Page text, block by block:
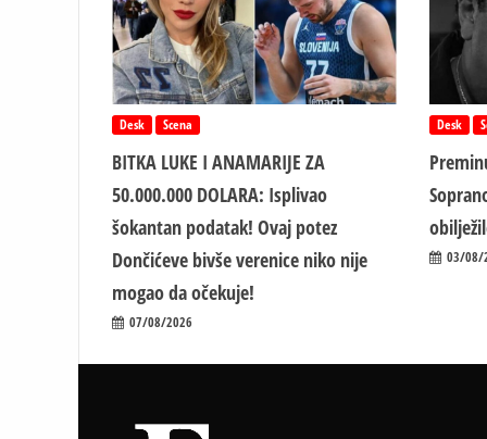
Desk Scena
BITKA LUKE I ANAMARIJE ZA
50.000.000 DOLARA: Isplivao
šokantan podatak! Ovaj potez
Dončićeve bivše verenice niko nije
mogao da očekuje!
07/08/2026
Desk
03/08/